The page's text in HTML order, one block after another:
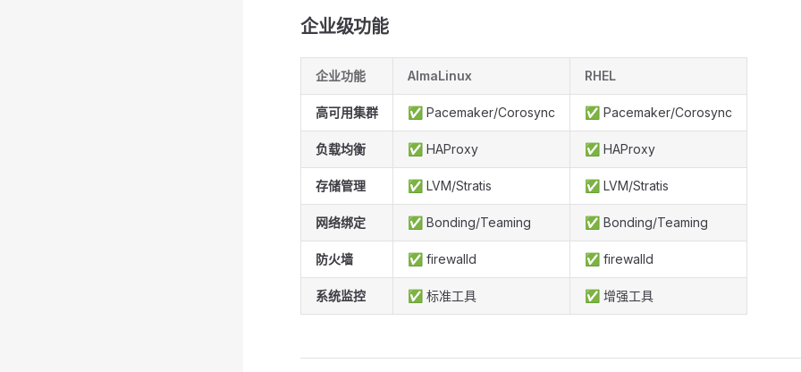
企业级功能
企业功能 AlmaLinux RHEL
高可用集群 ✅ Pacemaker/Corosync ✅ Pacemaker/Corosync
负载均衡 ✅ HAProxy ✅ HAProxy
存储管理 ✅ LVM/Stratis ✅ LVM/Stratis
网络绑定 ✅ Bonding/Teaming ✅ Bonding/Teaming
防火墙 ✅ firewalld ✅ firewalld
系统监控 ✅ 标准工具 ✅ 增强工具